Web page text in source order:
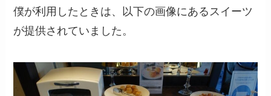
僕が利用したときは、以下の画像にあるスイーツ
が提供されていました。